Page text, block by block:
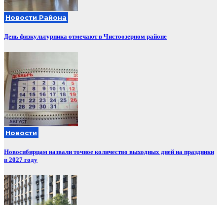
Новости Района
День физкультурника отмечают в Чистоозерном районе
Новости
Новосибирцам назвали точное количество выходных дней на праздники
в 2027 году